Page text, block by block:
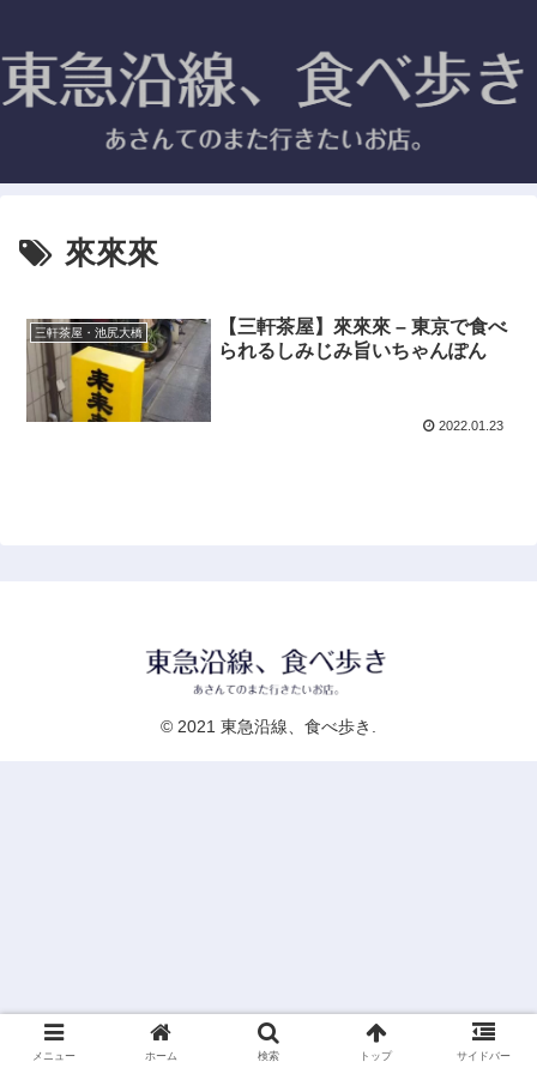
來來來
三軒茶屋・池尻大橋
【三軒茶屋】來來來 – 東京で食べ
られるしみじみ旨いちゃんぽん
2022.01.23
© 2021 東急沿線、食べ歩き.
メニュー ホーム 検索 トップ サイドバー